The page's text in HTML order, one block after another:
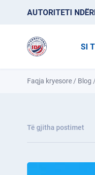
AUTORITETI
SI
Faqja kryesore / Blog
Të gjitha postimet